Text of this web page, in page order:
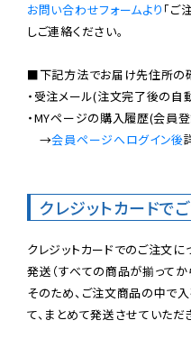
お問い合わせフォームより 「ご
しご連絡ください。
■下記方法でお届け先住所の
・受注メール(注文完了後の自
・MYページの購入履歴(会員
→会員ページへログイン後
クレジットカードで
クレジットカードでのご注文
発送（すべての商品が揃ってか
そのため、ご注文商品の中で
て、まとめて発送させていただ